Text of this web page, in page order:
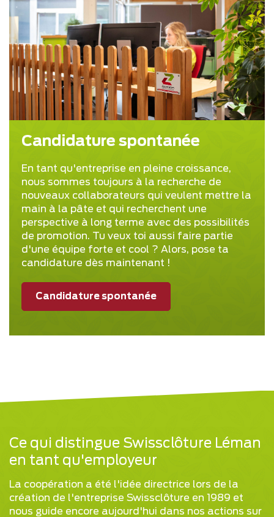
Candidature spontanée
En tant qu'entreprise en pleine croissance,
nous sommes toujours à la recherche de
nouveaux collaborateurs qui veulent mettre la
main à la pâte et qui recherchent une
perspective à long terme avec des possibilités
de promotion. Tu veux toi aussi faire partie
d'une équipe forte et cool ? Alors, pose ta
candidature dès maintenant !
Candidature spontanée
Ce qui distingue Swissclôture Léman
en tant qu'employeur
La coopération a été l'idée directrice lors de la
création de l'entreprise Swissclôture en 1989 et
nous guide encore aujourd'hui dans nos actions sur